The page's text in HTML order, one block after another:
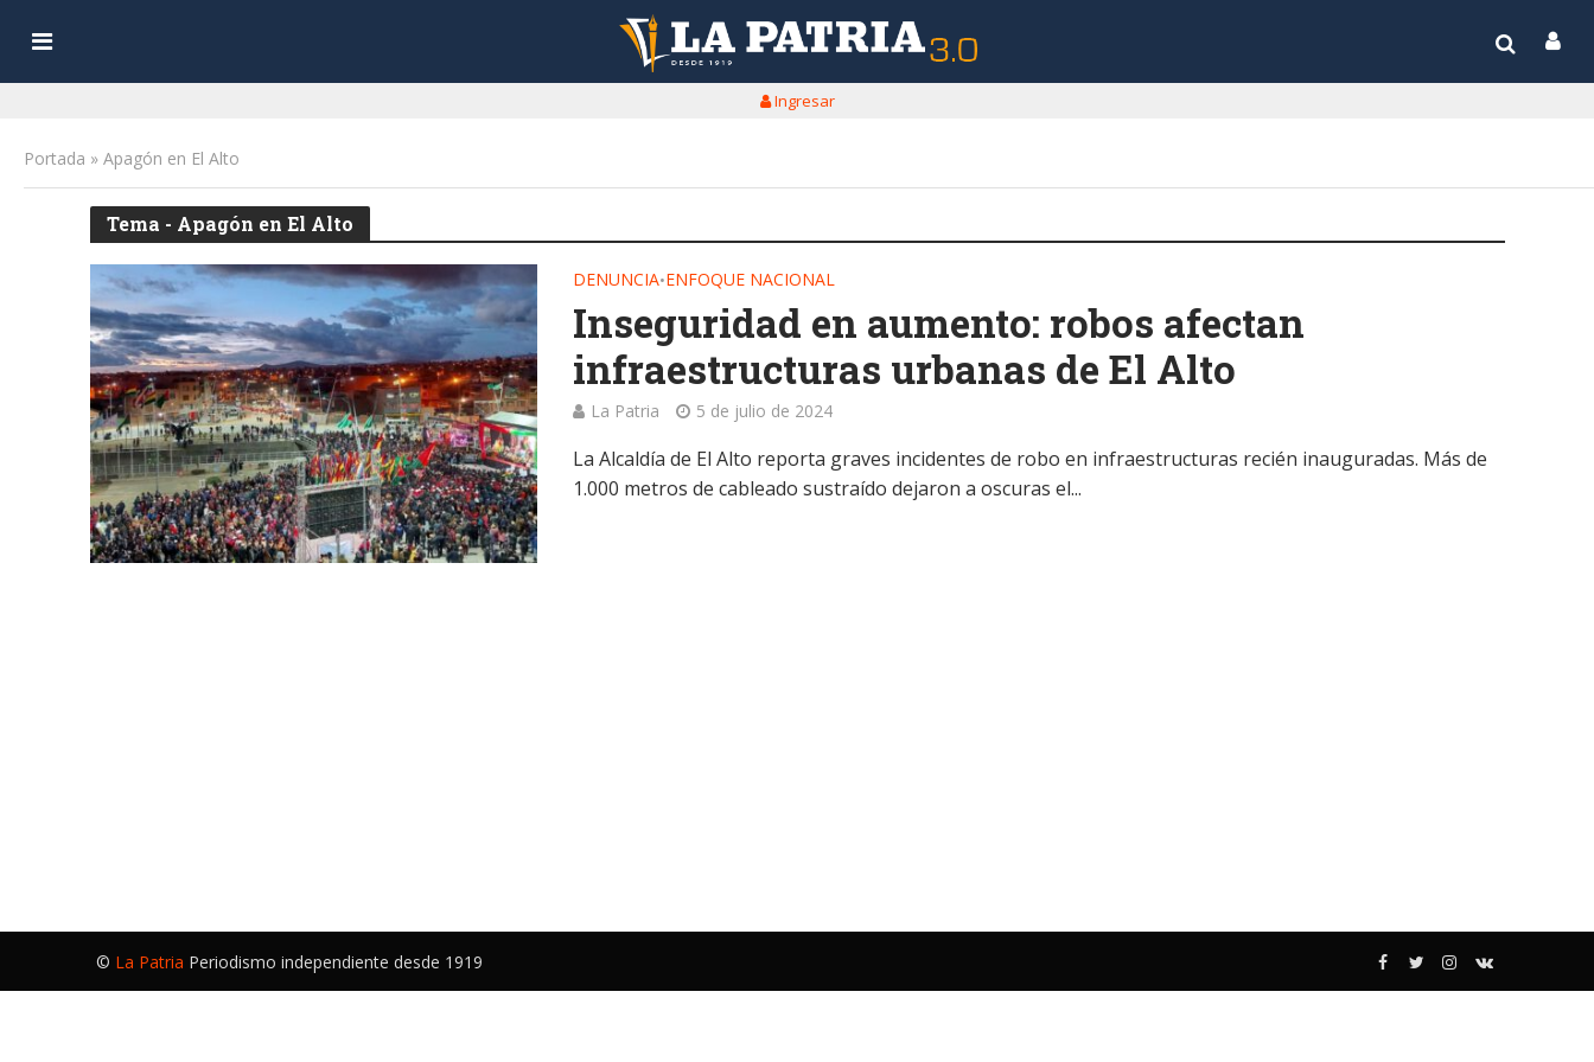
Ingresar
Portada » Apagón en El Alto
Tema - Apagón en El Alto
DENUNCIA•ENFOQUE NACIONAL
Inseguridad en aumento: robos afectan
infraestructuras urbanas de El Alto
La Patria 5 de julio de 2024
La Alcaldía de El Alto reporta graves incidentes de robo en infraestructuras recién inauguradas. Más de
1.000 metros de cableado sustraído dejaron a oscuras el...
© La Patria Periodismo independiente desde 1919